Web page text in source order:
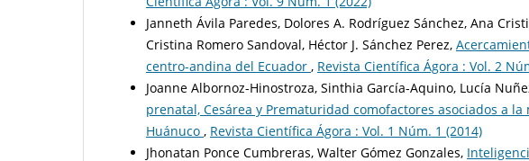
Janneth Ávila Paredes, Dolores A. Rodríguez Sánchez, Ana
Cristina Romero Sandoval, Héctor J. Sánchez Perez,
centro-andina del Ecuador , Revista Científica Ágora : Vol. 2
Joanne Albornoz-Hinostroza, Sinthia García-Aquino, Lucía
prenatal, Cesárea y Prematuridad comofactores asociados a
Huánuco , Revista Científica Ágora : Vol. 1 Núm. 1 (2014)
Jhonatan Ponce Cumbreras, Walter Gómez Gonzales,